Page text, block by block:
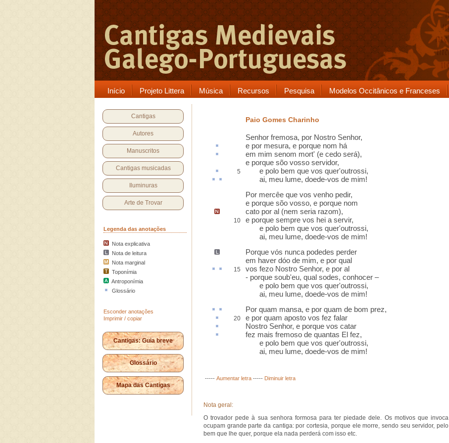
Início Projeto Littera Música Recursos Pesquisa Modelos Occitânicos e Franceses
Cantigas
Autores
Manuscritos
Cantigas musicadas
Iluminuras
Arte de Trovar
Legenda das anotações
Nota explicativa
Nota de leitura
Nota marginal
Toponímia
Antroponímia
Glossário
Esconder anotações
Imprimir / copiar
Cantigas: Guia breve
Glossário
Mapa das Cantigas
Paio Gomes Charinho
Senhor fremosa, por Nostro Senhor,
e por mesura, e porque nom há
em mim senom mort' (e cedo será),
e porque sõo vosso servidor,
5 e polo bem que vos quer'outrossi,
ai, meu lume, doede-vos de mim!
Por mercêe que vos venho pedir,
e porque sõo vosso, e porque nom
cato por al (nem seria razom),
10
e porque sempre vos hei a servir,
e polo bem que vos quer'outrossi,
ai, meu lume, doede-vos de mim!
Porque vós nunca podedes perder
em haver dóo de mim, e por qual
15 vos fezo Nostro Senhor, e por al
- porque soub'eu, qual sodes, conhocer –
e polo bem que vos quer'outrossi,
ai, meu lume, doede-vos de mim!
Por quam mansa, e por quam de bom prez,
20 e por quam aposto vos fez falar
Nostro Senhor, e porque vos catar
fez mais fremoso de quantas El fez,
e polo bem que vos quer'outrossi,
ai, meu lume, doede-vos de mim!
----- Aumentar letra ----- Diminuir letra
Nota geral:
O trovador pede à sua senhora formosa para ter piedade dele. Os motivos que invoca
ocupam grande parte da cantiga: por cortesia, porque ele morre, sendo seu servidor, pelo
bem que lhe quer, porque ela nada perderá com isso etc.